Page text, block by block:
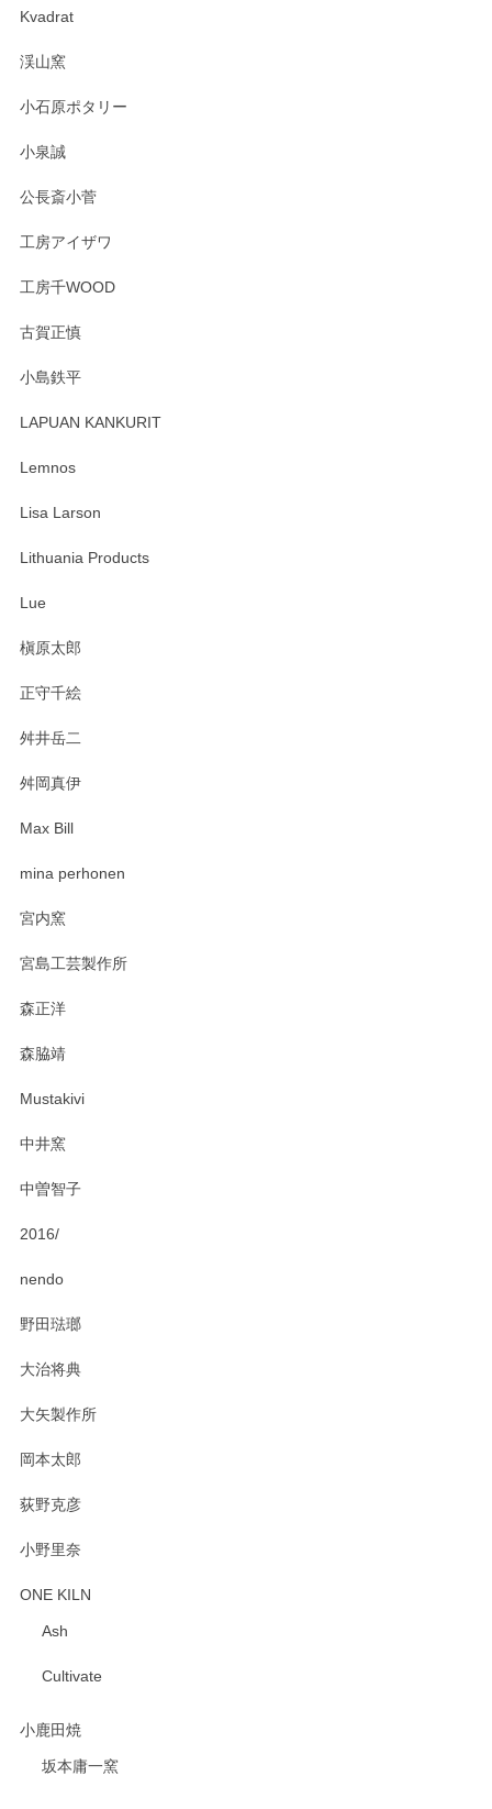
淡いグリーンのカラーがとても可愛いです❤️ ありがとうござ
す。 素敵な湯呑みでとても気に入りました。 発送も早く、
たm(_)m
います。無事に届いたようで安心いたしまし
おかけしました。 ありがとうございます。
Kvadrat
渓山窯
小石原ポタリー
小泉誠
公長斎小菅
工房アイザワ
工房千WOOD
古賀正慎
小島鉄平
LAPUAN KANKURIT
Lemnos
Lisa Larson
Lithuania Products
Lue
槇原太郎
正守千絵
舛井岳二
舛岡真伊
Max Bill
mina perhonen
宮内窯
宮島工芸製作所
森正洋
森脇靖
Mustakivi
中井窯
中曽智子
2016/
nendo
野田琺瑯
大治将典
大矢製作所
岡本太郎
荻野克彦
小野里奈
ONE KILN
Ash
Cultivate
小鹿田焼
坂本庸一窯